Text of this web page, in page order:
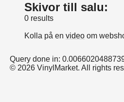
Skivor till salu:
0 results
Kolla på en video om
Query done in:
© 2026 VinylMarket. All rights